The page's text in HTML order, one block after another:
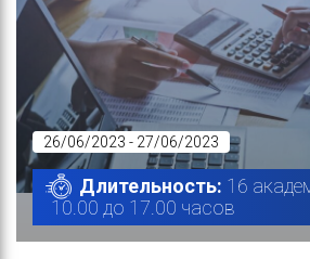
26/06/2023 - 27/06/2023
Длительность: 16
10.00 до 17.00 часов